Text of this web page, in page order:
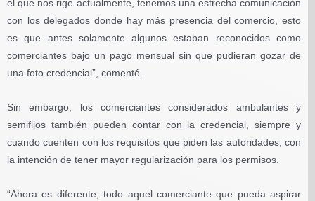
el que nos rige actualmente, tenemos una estrecha comunicación
con los delegados donde hay más presencia del comercio, esto
es que antes solamente algunos estaban reconocidos como
comerciantes bajo un pago mensual sin que pudieran gozar de
una foto credencial”, comentó.
Sin embargo, los comerciantes considerados ambulantes y
semifijos también pueden contar con la credencial, siempre y
cuando cuenten con los requisitos que piden las autoridades, con
la intención de tener mayor regularización para los permisos.
“Ahora es diferente, todo aquel comerciante que pueda aspirar